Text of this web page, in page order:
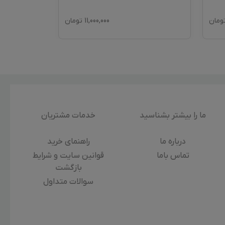
11,000,000 تومان
ما را بیشتر بشناسید
درباره‌ ما
تماس باما
خدمات مشتریان
راهنمای خرید
قوانین سایت و شرایط
بازگشت
سوالات متداول